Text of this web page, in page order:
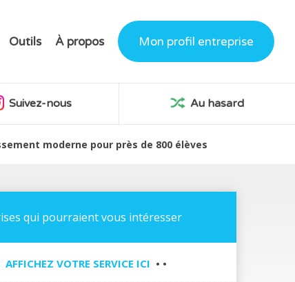
Outils À propos Mon profil entreprise
Suivez-nous Au hasard
moderne pour près de 800 élèves
qui pourraient vous intéresser
AFFICHEZ VOTRE SERVICE ICI • •